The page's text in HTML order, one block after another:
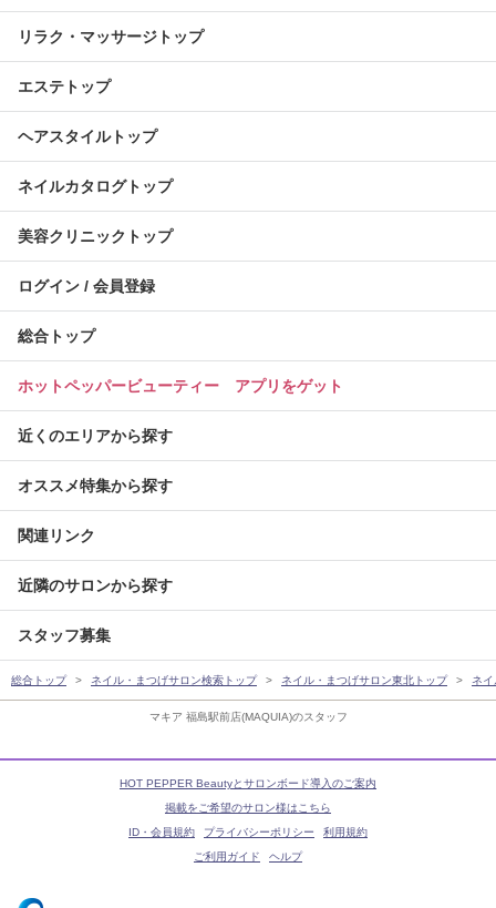
マキア 福島駅前店(MAQUIA)のスタッフ
リラク・マッサージトップ
エステトップ
ヘアスタイルトップ
ネイルカタログトップ
美容クリニックトップ
ログイン / 会員登録
総合トップ
ホットペッパービューティー アプリをゲット
近くのエリアから探す
オススメ特集から探す
関連リンク
近隣のサロンから探す
スタッフ募集
総合トップ ネイル・まつげサロン検索トップ ネイル・まつげサロン東北トップ ネ
HOT PEPPER Beautyとサロンボード導入のご案内
掲載をご希望のサロン様はこちら
ID・会員規約
プライバシーポリシー
利用規約
ご利用ガイド
ヘルプ